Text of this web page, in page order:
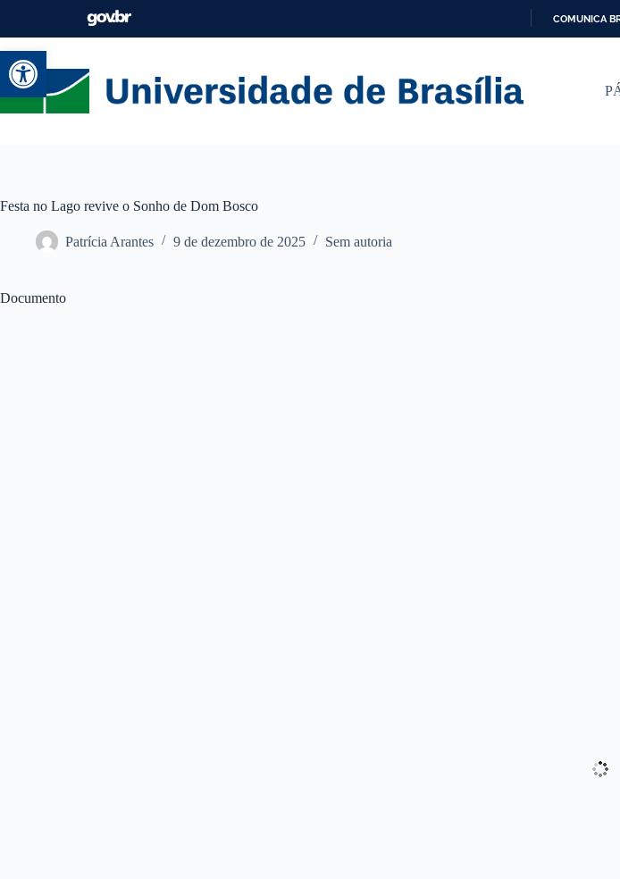
Abrir a barra de ferramentas
A
COMUNICA
Festa no Lago revive o Sonho de Dom Bosco
Patrícia Arantes 9 de dezembro de 2025 Sem autoria
Documento